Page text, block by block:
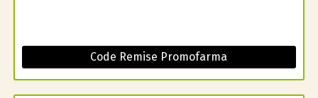
Code Remise Promofarma